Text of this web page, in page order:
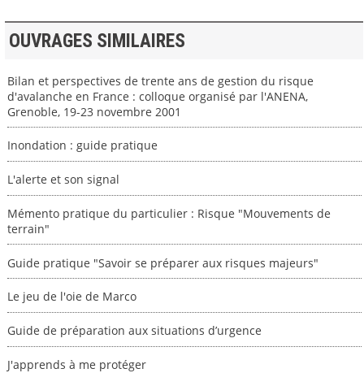
OUVRAGES SIMILAIRES
Bilan et perspectives de trente ans de gestion du risque
d'avalanche en France : colloque organisé par l'ANENA,
Grenoble, 19-23 novembre 2001
Inondation : guide pratique
L'alerte et son signal
Mémento pratique du particulier : Risque "Mouvements de
terrain"
Guide pratique "Savoir se préparer aux risques majeurs"
Le jeu de l'oie de Marco
Guide de préparation aux situations d’urgence
J'apprends à me protéger